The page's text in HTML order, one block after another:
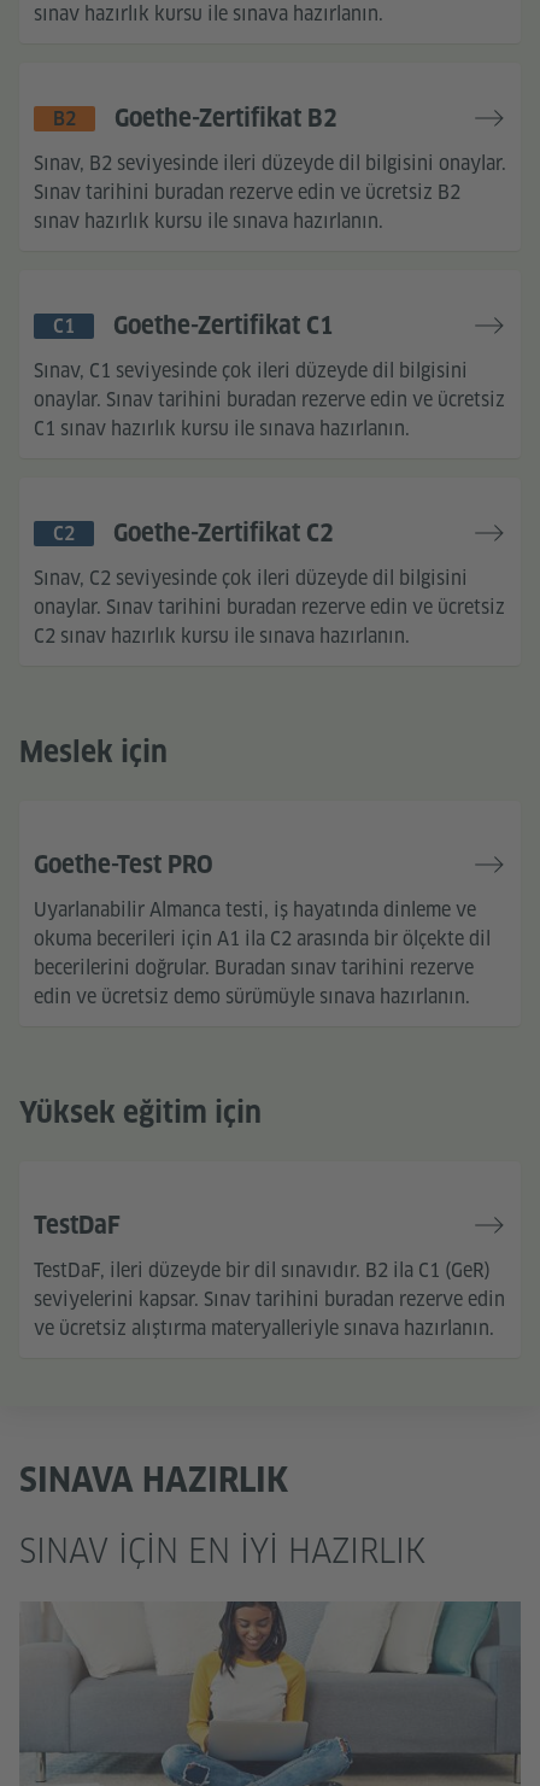
sınav hazırlık kursu ile sınava hazırlanın.
B2 Goethe-Zertifikat B2
Sınav, B2 seviyesinde ileri düzeyde dil bilgisini onaylar.
Sınav tarihini buradan rezerve edin ve ücretsiz B2
sınav hazırlık kursu ile sınava hazırlanın.
C1 Goethe-Zertifikat C1
Sınav, C1 seviyesinde çok ileri düzeyde dil bilgisini
onaylar. Sınav tarihini buradan rezerve edin ve ücretsiz
C1 sınav hazırlık kursu ile sınava hazırlanın.
C2 Goethe-Zertifikat C2
Sınav, C2 seviyesinde çok ileri düzeyde dil bilgisini
onaylar. Sınav tarihini buradan rezerve edin ve ücretsiz
C2 sınav hazırlık kursu ile sınava hazırlanın.
Meslek için
Goethe-Test PRO
Uyarlanabilir Almanca testi, iş hayatında dinleme ve
okuma becerileri için A1 ila C2 arasında bir ölçekte dil
becerilerini doğrular. Buradan sınav tarihini rezerve
edin ve ücretsiz demo sürümüyle sınava hazırlanın.
Yüksek eğitim için
TestDaF
TestDaF, ileri düzeyde bir dil sınavıdır. B2 ila C1 (GeR)
seviyelerini kapsar. Sınav tarihini buradan rezerve edin
ve ücretsiz alıştırma materyalleriyle sınava hazırlanın.
SINAVA HAZIRLIK
SINAV IÇIN EN IYI HAZIRLIK